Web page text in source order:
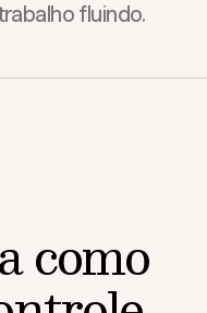
fluindo.
como